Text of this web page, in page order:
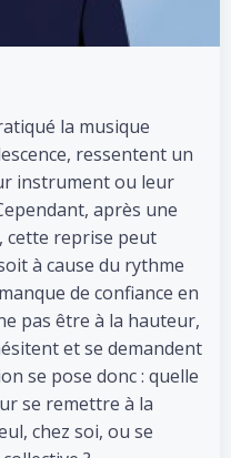
la musique
ressentent un
instrument ou leur
après une
cette reprise peut
à cause du rythme
de confiance en
pas être à la hauteur,
et se demandent
se pose donc : quelle
se remettre à la
chez soi, ou se